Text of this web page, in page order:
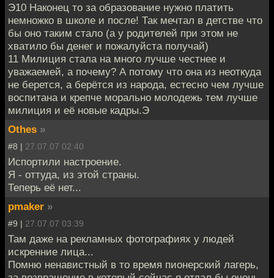
Э10 Наконец то за образование нужно платить
немножко в школе и после! Так мечтал в детстве что
бы оно таким стало (а у родителей при этом не
хватило бы денег и пожалуйста получай)
11 Милиция стала на много лучше честнее и
уважаемей, а почему? А потому что она из неоткуда
не берется, а берётся из народа, естесно чем лучше
воспитана и крепче морально молодежь тем лучше
милиция и её новые кадры.Э
Othes »
#8 | 27.07.07 02:40
Испортили настроение.
Я - оттуда, из этой страны.
Теперь её нет...
pmaker »
#9 | 27.07.07 03:39
Там даже на рекламных фотографиях у людей
искренние лица...
Помню ненавистный в то время пионерский лагерь,